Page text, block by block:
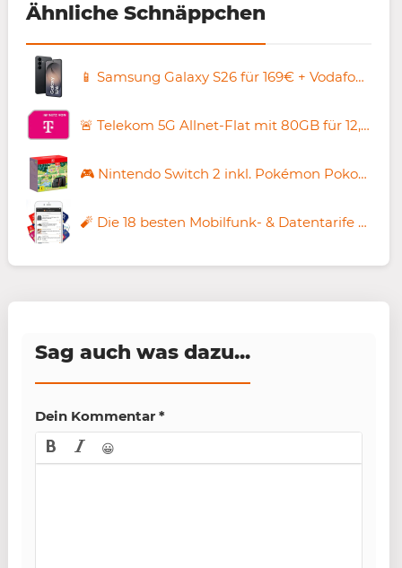
Ähnliche Schnäppchen
📱 Samsung Galaxy S26 für 169€ + Vodafone Allnet 50GB für 19,99€ mtl. + 50€ Bonus 💰
🚨 Telekom 5G Allnet-Flat mit 80GB für 12,49€ + monatlich kündbar 🔥
🎮 Nintendo Switch 2 inkl. Pokémon Pokopia für 4,99€ + Vodafone Allnet 50GB für 29,99€ mtl. + 140€ Bonus
🧨 Die 18 besten Mobilfunk- & Datentarife unter 10€ monatlich 📱 Stand: 9. August 2026
Sag auch was dazu...
Dein Kommentar *
😀